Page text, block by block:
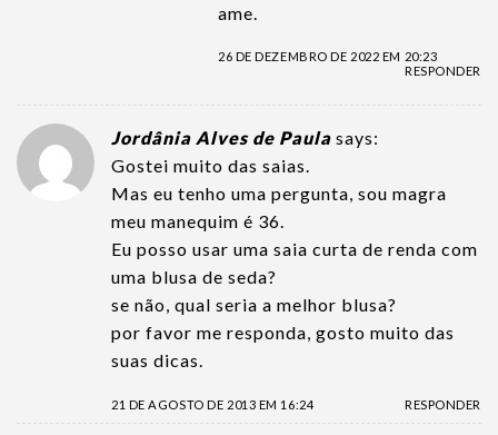
ame.
26 DE DEZEMBRO DE 2022 EM 20:23
RESPONDER
Jordânia Alves de Paula says:
Gostei muito das saias.
Mas eu tenho uma pergunta, sou magra
meu manequim é 36.
Eu posso usar uma saia curta de renda com
uma blusa de seda?
se não, qual seria a melhor blusa?
por favor me responda, gosto muito das
suas dicas.
21 DE AGOSTO DE 2013 EM 16:24 RESPONDER